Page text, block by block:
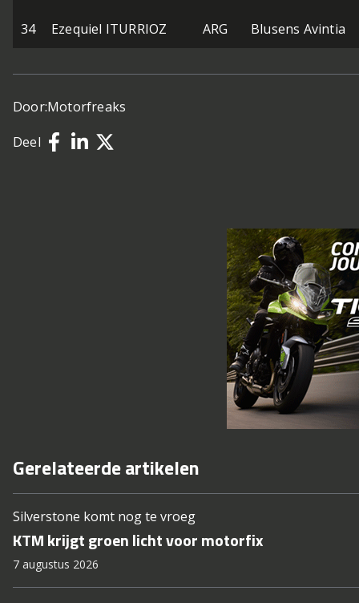
34 Ezequiel ITURRIOZ ARG Blusens Avintia
Door:Motorfreaks
Deel
Gerelateerde artikelen
Silverstone komt nog te vroeg
KTM krijgt groen licht voor motorfix
7 augustus 2026